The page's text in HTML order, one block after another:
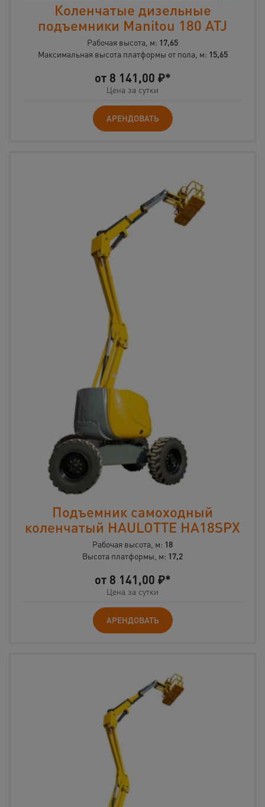
Коленчатые дизельные
подъемники Manitou 180 ATJ
Рабочая высота, м: 17,65
Максимальная высота платформы от пола, м: 15,65
от 8 141,00 ₽*
Цена за сутки
АРЕНДОВАТЬ
Подъемник самоходный
коленчатый HAULOTTE HA18SPX
Рабочая высота, м: 18
Высота платформы, м: 17,2
от 8 141,00 ₽*
Цена за сутки
АРЕНДОВАТЬ